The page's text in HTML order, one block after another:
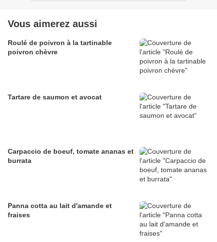
Vous aimerez aussi
Roulé de poivron à la tartinable
poivron chèvre
Tartare de saumon et avocat
Carpaccio de boeuf, tomate ananas et
burrata
Panna cotta au lait d'amande et
fraises